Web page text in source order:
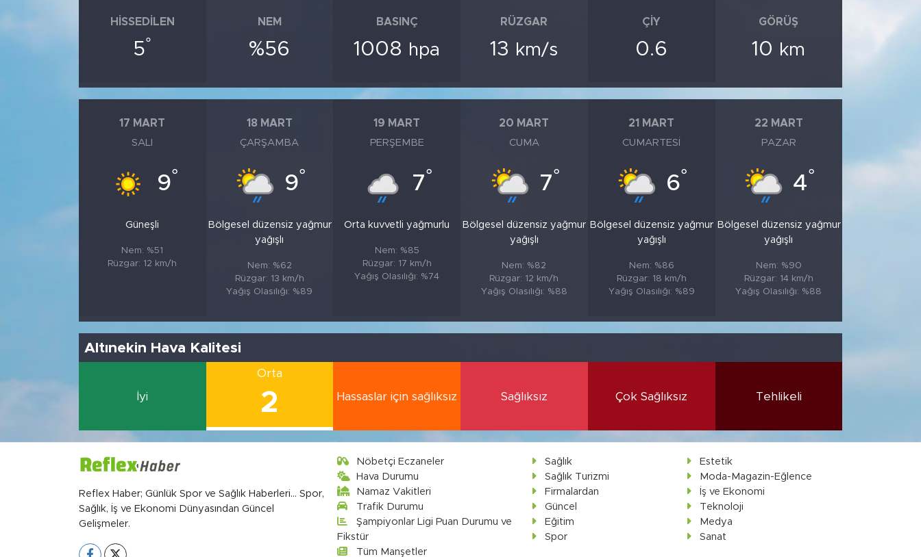
HISSEDILEN
5°
NEM
%56
BASINÇ
1008 hpa
RÜZGAR
13 km/s
ÇIY
0.6
GÖRÜŞ
10 km
17 MART
SALI
9°
Güneşli
Nem: %51
Rüzgar: 12 km/h
18 MART
ÇARŞAMBA
9°
Bölgesel düzensiz yağmur
yağışlı
Nem: %62
Rüzgar: 13 km/h
Yağış Olasılığı: %89
19 MART
PERŞEMBE
7°
Orta kuvvetli yağmurlu
Nem: %85
Rüzgar: 17 km/h
Yağış Olasılığı: %74
20 MART
CUMA
7°
Bölgesel düzensiz yağmur
yağışlı
Nem: %82
Rüzgar: 12 km/h
Yağış Olasılığı: %88
21 MART
CUMARTESI
6°
Bölgesel düzensiz yağmur
yağışlı
Nem: %86
Rüzgar: 18 km/h
Yağış Olasılığı: %89
22 MART
PAZAR
4°
Bölgesel düzensiz yağmur
yağışlı
Nem: %90
Rüzgar: 14 km/h
Yağış Olasılığı: %88
Altınekin Hava Kalitesi
İyi
Orta
2 Hassaslar için sağlıksız Sağlıksız Çok Sağlıksız Tehlikeli
Reflex Haber; Günlük Spor ve Sağlık Haberleri... Spor,
Sağlık, İş ve Ekonomi Dünyasından Güncel
Gelişmeler.
Nöbetçi Eczaneler
Hava Durumu
Namaz Vakitleri
Trafik Durumu
Şampiyonlar Ligi Puan Durumu ve
Fikstür
Tüm Manşetler
Sağlık
Estetik
Sağlık Turizmi
Moda-Magazin-Eğlence
Firmalardan
İş ve Ekonomi
Güncel
Teknoloji
Eğitim
Medya
Spor
Sanat